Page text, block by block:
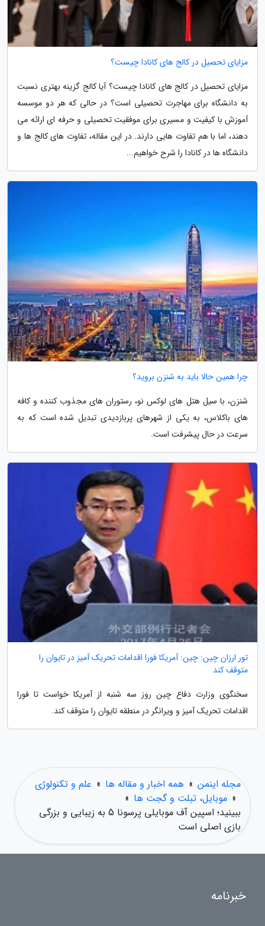
مزایای تحصیل در کالج های کانادا چیست؟
مزایای تحصیل در کالج های کانادا چیست؟ آیا کالج گزینه بهتری نسبت
به دانشگاه برای مهاجرت تحصیلی است؟ در حالی که هر دو موسسه
آموزش با کیفیت و مسیری برای موفقیت تحصیلی و حرفه ای ارائه می
دهند، اما با هم تفاوت هایی دارند. در این مقاله، تفاوت های کالج ها و
دانشگاه ها در کانادا را شرح خواهیم...
چرا همین حالا باید به شنزن بروید؟
شنزن، با سیل هتل های لوکس نو، رستوران های مجذوب کننده و کافه
های باکلاس، به یکی از شهرهای پربازدیدی تبدیل شده است که به
سرعت در حال پیشرفت است.
تور ارزان چین: چین: آمریکا فورا اقدامات تحریک آمیز در تایوان را
متوقف کند
سخنگوی وزارت دفاع چین روز سه شنبه از آمریکا خواست تا فورا
اقدامات تحریک آمیز و ویرانگر در منطقه تایوان را متوقف کند.
مجله اینمن » همه اخبار و مقاله ها » علم و تکنولوژی
» موبایل، تبلت و گجت ها »
ببینید؛ اسپین آف موبایلی پرسونا 5 به زیبایی و بزرگی
بازی اصلی است
خبرنامه